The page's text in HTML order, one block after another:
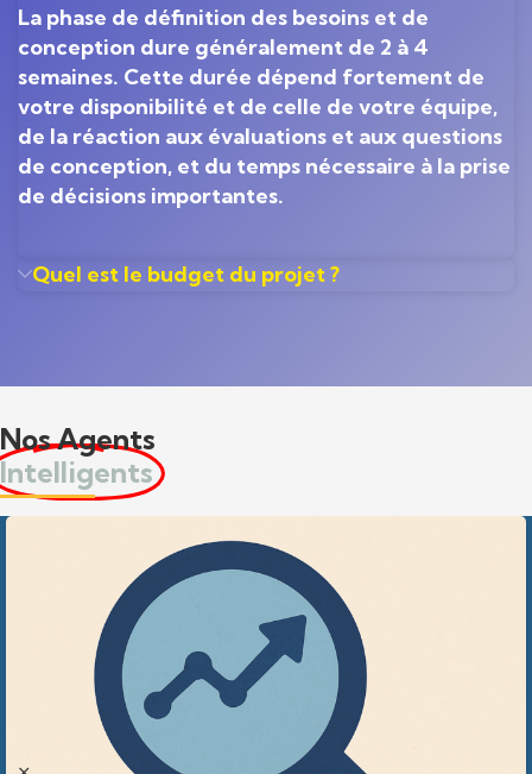
La phase de définition des besoins et de
conception dure généralement de 2 à 4
semaines. Cette durée dépend fortement de
votre disponibilité et de celle de votre équipe,
de la réaction aux évaluations et aux questions
de conception, et du temps nécessaire à la prise
de décisions importantes.
Quel est le budget du projet ?
Nos Agents
Intelligents